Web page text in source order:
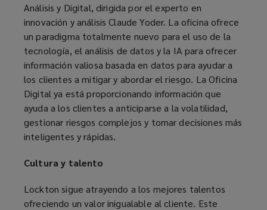
Análisis y Digital, dirigida por el experto en
innovación y análisis Claude Yoder. La oficina ofrece
un paradigma totalmente nuevo para el uso de la
tecnología, el análisis de datos y la IA para ofrecer
información valiosa basada en datos para ayudar a
los clientes a mitigar y abordar el riesgo. La Oficina
Digital ya está proporcionando información que
ayuda a los clientes a anticiparse a la volatilidad,
gestionar riesgos complejos y tomar decisiones más
inteligentes y rápidas.
Cultura y talento
Lockton sigue atrayendo a los mejores talentos
ofreciendo un valor inigualable al cliente. Este